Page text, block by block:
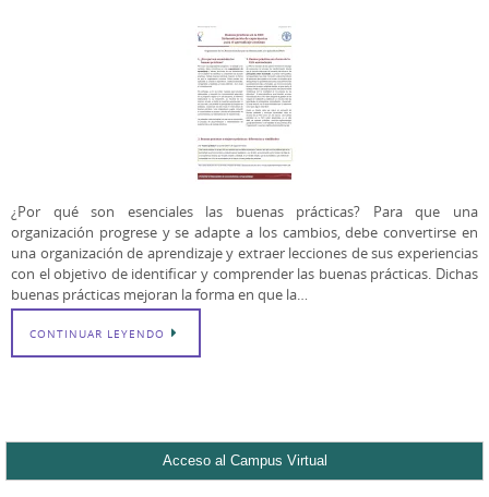
¿Por qué son esenciales las buenas prácticas? Para que una
organización progrese y se adapte a los cambios, debe convertirse en
una organización de aprendizaje y extraer lecciones de sus experiencias
con el objetivo de identificar y comprender las buenas prácticas. Dichas
buenas prácticas mejoran la forma en que la…
CONTINUAR LEYENDO